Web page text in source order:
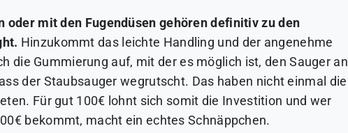
oder mit den Fugendüsen gehören definitiv zu den
Hinzukommt das leichte Handling und der angenehme
die Gummierung auf, mit der es möglich ist, den Sauger an
der Staubsauger wegrutscht. Das haben nicht einmal die
Für gut 100€ lohnt sich somit die Investition und wer
bekommt, macht ein echtes Schnäppchen.